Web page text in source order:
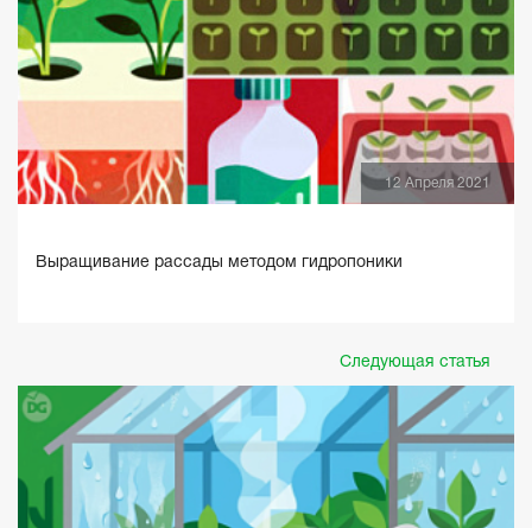
12 Апреля 2021
Выращивание рассады методом гидропоники
Следующая статья